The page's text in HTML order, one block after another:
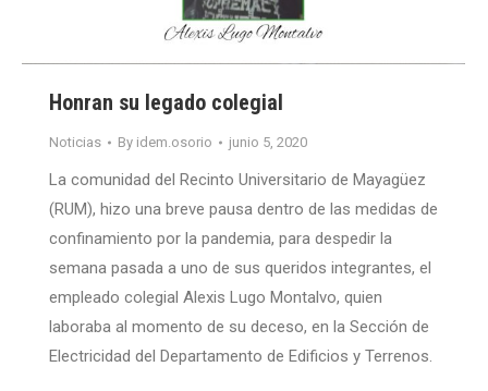
Honran su legado colegial
Noticias By idem.osorio junio 5, 2020
La comunidad del Recinto Universitario de Mayagüez
(RUM), hizo una breve pausa dentro de las medidas de
confinamiento por la pandemia, para despedir la
semana pasada a uno de sus queridos integrantes, el
empleado colegial Alexis Lugo Montalvo, quien
laboraba al momento de su deceso, en la Sección de
Electricidad del Departamento de Edificios y Terrenos.